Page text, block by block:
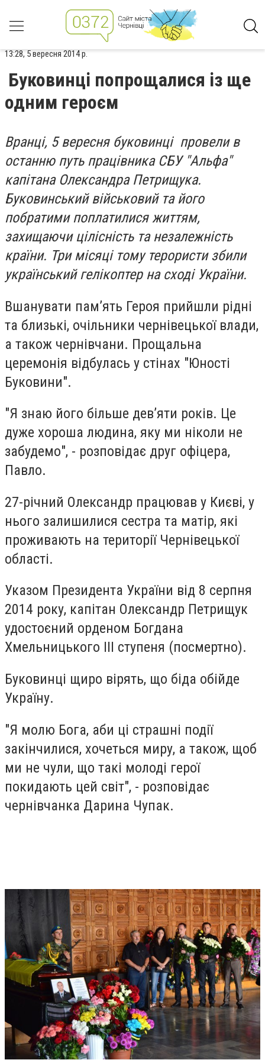
13:28, 5 вересня 2014 р.
Буковинці попрощалися із ще
одним героєм
Вранці, 5 вересня буковинці провели в
останню путь працівника СБУ "Альфа"
капітана Олександра Петрищука.
Буковинський військовий та його
побратими поплатилися життям,
захищаючи цілісність та незалежність
країни. Три місяці тому терористи збили
український гелікоптер на сході України.
Вшанувати пам’ять Героя прийшли рідні
та близькі, очільники чернівецької влади,
а також чернівчани. Прощальна
церемонія відбулась у стінах "Юності
Буковини".
"Я знаю його більше дев’яти років. Це
дуже хороша людина, яку ми ніколи не
забудемо", - розповідає друг офіцера,
Павло.
27-річний Олександр працював у Києві, у
нього залишилися сестра та матір, які
проживають на території Чернівецької
області.
Указом Президента України від 8 серпня
2014 року, капітан Олександр Петрищук
удостоєний орденом Богдана
Хмельницького ІІІ ступеня (посмертно).
Буковинці щиро вірять, що біда обійде
Україну.
"Я молю Бога, аби ці страшні події
закінчилися, хочеться миру, а також, щоб
ми не чули, що такі молоді герої
покидають цей світ", - розповідає
чернівчанка Дарина Чупак.